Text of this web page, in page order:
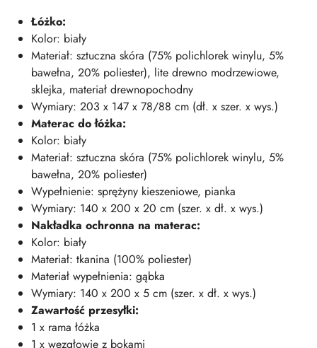
Łóżko:
Kolor: biały
Materiał: sztuczna skóra (75% polichlorek winylu, 5%
bawełna, 20% poliester), lite drewno modrzewiowe,
sklejka, materiał drewnopochodny
Wymiary: 203 x 147 x 78/88 cm (dł. x szer. x wys.)
Materac do łóżka:
Kolor: biały
Materiał: sztuczna skóra (75% polichlorek winylu, 5%
bawełna, 20% poliester)
Wypełnienie: sprężyny kieszeniowe, pianka
Wymiary: 140 x 200 x 20 cm (szer. x dł. x wys.)
Nakładka ochronna na materac:
Kolor: biały
Materiał: tkanina (100% poliester)
Materiał wypełnienia: gąbka
Wymiary: 140 x 200 x 5 cm (szer. x dł. x wys.)
Zawartość przesyłki:
1 x rama łóżka
1 x wezgłowie z bokami